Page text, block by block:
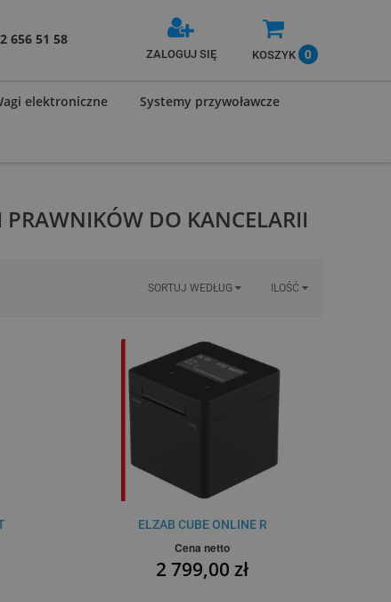
656 51 58
ZALOGUJ SIĘ KOSZYK 0
elektroniczne Systemy przywoławcze
DO KANCELARII
SORTUJ WEDŁUG ILOŚĆ
ELZAB CUBE ONLINE R
Cena netto
2 799,00 zł